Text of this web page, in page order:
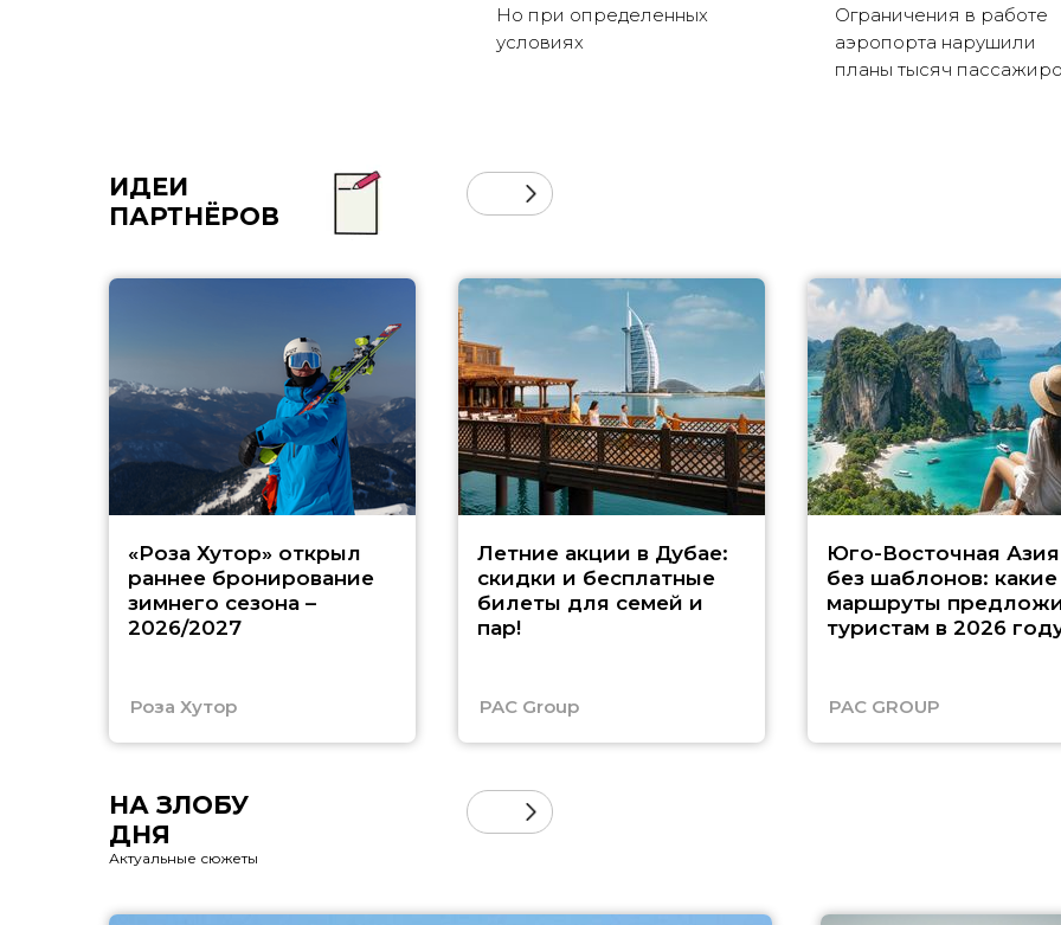
Но при определенных
условиях
Ограничения в работе
аэропорта нарушили
планы тысяч
ИДЕИ
ПАРТНЁРОВ
«Роза Хутор» открыл
раннее бронирование
зимнего сезона –
2026/2027
Роза Хутор
Летние акции в Дубае:
скидки и бесплатные
билеты для семей и
пар!
PAC Group
Юго-Восточная Азия
без шаблонов: какие
маршруты
туристам в 2026
PAC GROUP
НА ЗЛОБУ
ДНЯ
Актуальные сюжеты